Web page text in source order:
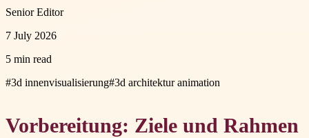
Senior Editor
7 July 2026
5 min read
#3d innenvisualisierung#3d architektur animation
Vorbereitung: Ziele und Rahmen